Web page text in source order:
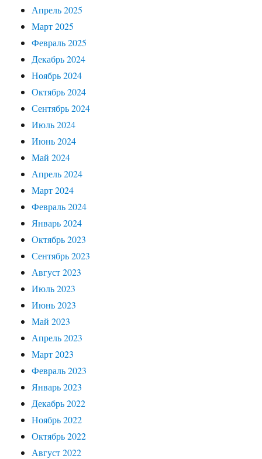
Апрель 2025
Март 2025
Февраль 2025
Декабрь 2024
Ноябрь 2024
Октябрь 2024
Сентябрь 2024
Июль 2024
Июнь 2024
Май 2024
Апрель 2024
Март 2024
Февраль 2024
Январь 2024
Октябрь 2023
Сентябрь 2023
Август 2023
Июль 2023
Июнь 2023
Май 2023
Апрель 2023
Март 2023
Февраль 2023
Январь 2023
Декабрь 2022
Ноябрь 2022
Октябрь 2022
Август 2022